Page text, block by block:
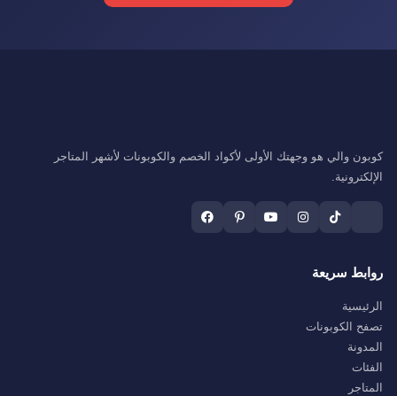
كوبون والي هو وجهتك الأولى لأكواد الخصم والكوبونات لأشهر المتاجر
الإلكترونية.
روابط سريعة
الرئيسية
تصفح الكوبونات
المدونة
الفئات
المتاجر